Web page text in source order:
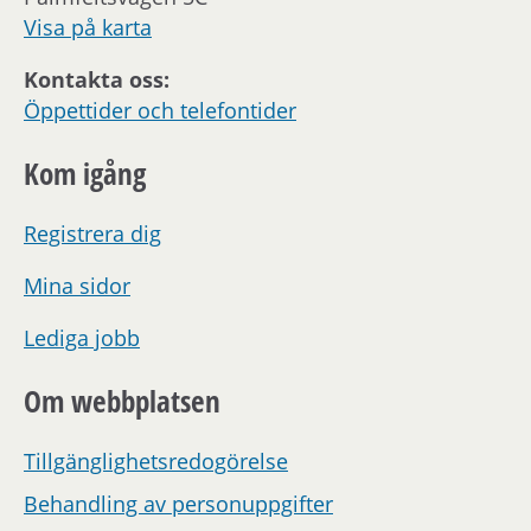
children.
Visa på karta
Kontakta oss:
Öppettider och telefontider
Kom igång
Registrera dig
Mina sidor
Lediga jobb
Om webbplatsen
Tillgänglighetsredogörelse
Behandling av personuppgifter